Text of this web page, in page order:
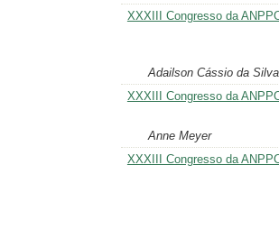
XXXIII Congresso da
Adailson Cássio da
XXXIII Congresso da
Anne Meyer
XXXIII Congresso da